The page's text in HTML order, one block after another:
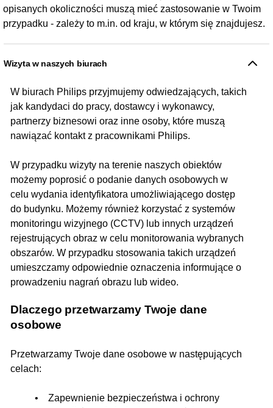
opisanych okoliczności muszą mieć zastosowanie w Twoim
przypadku - zależy to m.in. od kraju, w którym się znajdujesz.
Wizyta w naszych biurach
W biurach Philips przyjmujemy odwiedzających, takich
jak kandydaci do pracy, dostawcy i wykonawcy,
partnerzy biznesowi oraz inne osoby, które muszą
nawiązać kontakt z pracownikami Philips.
W przypadku wizyty na terenie naszych obiektów
możemy poprosić o podanie danych osobowych w
celu wydania identyfikatora umożliwiającego dostęp
do budynku. Możemy również korzystać z systemów
monitoringu wizyjnego (CCTV) lub innych urządzeń
rejestrujących obraz w celu monitorowania wybranych
obszarów. W przypadku stosowania takich urządzeń
umieszczamy odpowiednie oznaczenia informujące o
prowadzeniu nagrań obrazu lub wideo.
Dlaczego przetwarzamy Twoje dane
osobowe
Przetwarzamy Twoje dane osobowe w następujących
celach:
• Zapewnienie bezpieczeństwa i ochrony